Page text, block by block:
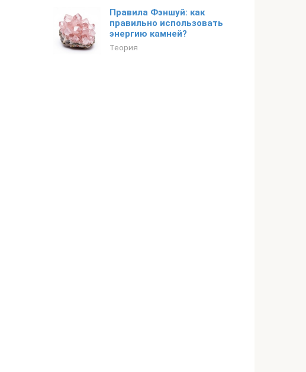
Правила Фэншуй: как
правильно использовать
энергию камней?
Теория